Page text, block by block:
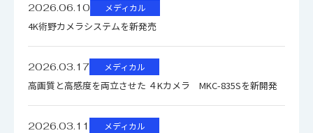
2026.06.10 メディカル
4K術野カメラシステムを新発売
2026.03.17 メディカル
高画質と高感度を両立させた ４Kカメラ MKC-835Sを新開発
2026.03.11 メディカル